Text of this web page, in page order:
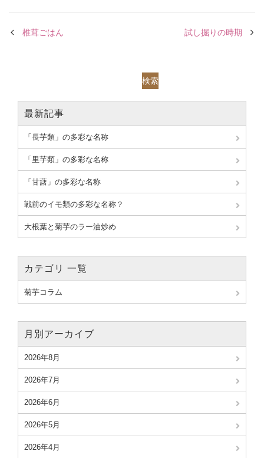
椎茸ごはん 試し掘りの時期
検索
最新記事
「長芋類」の多彩な名称
「里芋類」の多彩な名称
「甘藷」の多彩な名称
戦前のイモ類の多彩な名称？
大根葉と菊芋のラー油炒め
カテゴリ 一覧
菊芋コラム
月別アーカイブ
2026年8月
2026年7月
2026年6月
2026年5月
2026年4月